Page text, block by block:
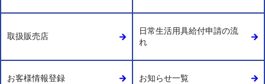
取扱販売店
日常生活用具給付申請の流
れ
お客様情報登録 お知らせ一覧